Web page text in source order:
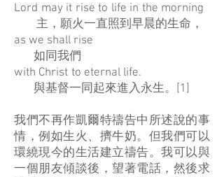
Lord may it rise to life in the morning
主，願火一直照到早晨的生命，
as we shall rise
如同我們
with Christ to eternal life.
與基督一同起來進入永生。[1]
我們不再作凱爾特禱告中所述說的事
情，例如生火、擠牛奶。但我們可以
環繞現今的生活建立禱告。我可以與
一個朋友傾談後，望著電話，然後求